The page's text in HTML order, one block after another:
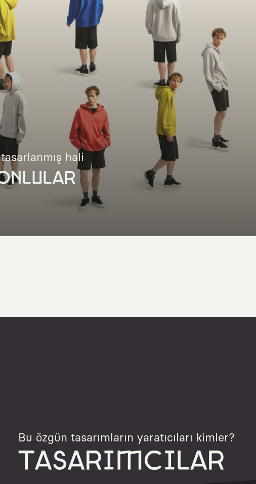
hali
Bu özgün tasarımların yaratıcıları kimler?
TASARIMCILAR